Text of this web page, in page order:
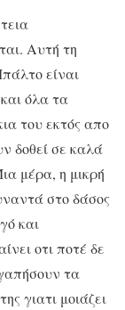
Αυτή τη
είναι
όλα τα
του εκτός απο
δοθεί σε καλά
μέρα, η μικρή
στο δάσος
και
οτι ποτέ δε
τα
γιατι μοιάζει